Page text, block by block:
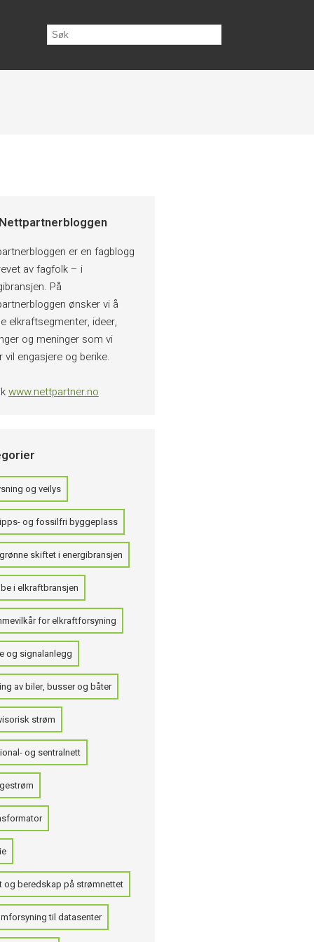
er en fagblogg
av fagfolk – i
På
ønsker vi å
elkraftsegmenter, ideer,
og meninger som vi
vil engasjere og berike.
www.nettpartner.no
og veilys
og fossilfri byggeplass
skiftet i energibransjen
i elkraftbransjen
for elkraftforsyning
og signalanlegg
av biler, busser og båter
strøm
og sentralnett
og beredskap på strømnettet
til datasenter